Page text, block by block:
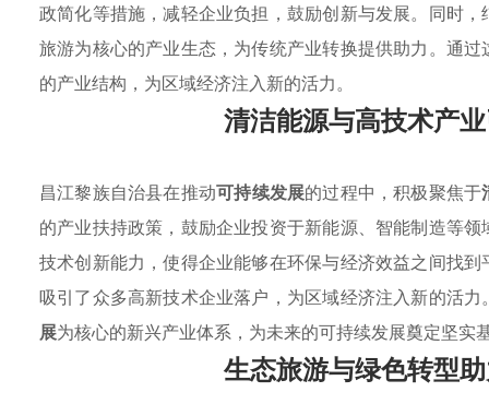
政简化等措施，减轻企业负担，鼓励创新与发展。同时
旅游为核心的产业生态，为传统产业转换提供助力。通过
的产业结构，为区域经济注入新的活力。
清洁能源与高技术产
昌江黎族自治县在推动可持续发展的过程中，积极聚焦于
的产业扶持政策，鼓励企业投资于新能源、智能制造等
技术创新能力，使得企业能够在环保与经济效益之间找
吸引了众多高新技术企业落户，为区域经济注入新的活
展为核心的新兴产业体系，为未来的可持续发展奠定坚实
生态旅游与绿色转型